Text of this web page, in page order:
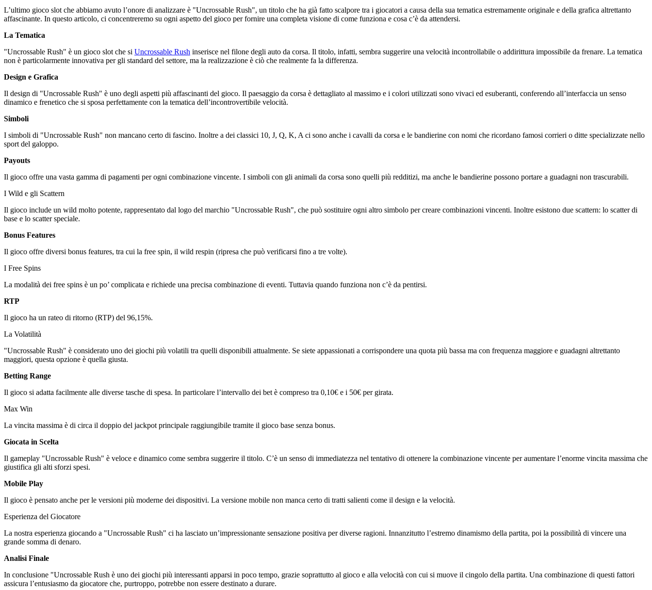
L’ultimo gioco slot che abbiamo avuto l’onore di analizzare è "Uncrossable Rush", un titolo che ha già fatto scalpore tra i giocatori a causa della sua tematica estremamente originale e della grafica altrettanto
affascinante. In questo articolo, ci concentreremo su ogni aspetto del gioco per fornire una completa visione di come funziona e cosa c’è da attendersi.
La Tematica
"Uncrossable Rush" è un gioco slot che si Uncrossable Rush inserisce nel filone degli auto da corsa. Il titolo, infatti, sembra suggerire una velocità incontrollabile o addirittura impossibile da frenare. La tematica
non è particolarmente innovativa per gli standard del settore, ma la realizzazione è ciò che realmente fa la differenza.
Design e Grafica
Il design di "Uncrossable Rush" è uno degli aspetti più affascinanti del gioco. Il paesaggio da corsa è dettagliato al massimo e i colori utilizzati sono vivaci ed esuberanti, conferendo all’interfaccia un senso
dinamico e frenetico che si sposa perfettamente con la tematica dell’incontrovertibile velocità.
Simboli
I simboli di "Uncrossable Rush" non mancano certo di fascino. Inoltre a dei classici 10, J, Q, K, A ci sono anche i cavalli da corsa e le bandierine con nomi che ricordano famosi corrieri o ditte specializzate nello
sport del galoppo.
Payouts
Il gioco offre una vasta gamma di pagamenti per ogni combinazione vincente. I simboli con gli animali da corsa sono quelli più redditizi, ma anche le bandierine possono portare a guadagni non trascurabili.
I Wild e gli Scattern
Il gioco include un wild molto potente, rappresentato dal logo del marchio "Uncrossable Rush", che può sostituire ogni altro simbolo per creare combinazioni vincenti. Inoltre esistono due scattern: lo scatter di
base e lo scatter speciale.
Bonus Features
Il gioco offre diversi bonus features, tra cui la free spin, il wild respin (ripresa che può verificarsi fino a tre volte).
I Free Spins
La modalità dei free spins è un po’ complicata e richiede una precisa combinazione di eventi. Tuttavia quando funziona non c’è da pentirsi.
RTP
Il gioco ha un rateo di ritorno (RTP) del 96,15%.
La Volatilità
"Uncrossable Rush" è considerato uno dei giochi più volatili tra quelli disponibili attualmente. Se siete appassionati a corrispondere una quota più bassa ma con frequenza maggiore e guadagni altrettanto
maggiori, questa opzione è quella giusta.
Betting Range
Il gioco si adatta facilmente alle diverse tasche di spesa. In particolare l’intervallo dei bet è compreso tra 0,10€ e i 50€ per girata.
Max Win
La vincita massima è di circa il doppio del jackpot principale raggiungibile tramite il gioco base senza bonus.
Giocata in Scelta
Il gameplay "Uncrossable Rush" è veloce e dinamico come sembra suggerire il titolo. C’è un senso di immediatezza nel tentativo di ottenere la combinazione vincente per aumentare l’enorme vincita massima che
giustifica gli alti sforzi spesi.
Mobile Play
Il gioco è pensato anche per le versioni più moderne dei dispositivi. La versione mobile non manca certo di tratti salienti come il design e la velocità.
Esperienza del Giocatore
La nostra esperienza giocando a "Uncrossable Rush" ci ha lasciato un’impressionante sensazione positiva per diverse ragioni. Innanzitutto l’estremo dinamismo della partita, poi la possibilità di vincere una
grande somma di denaro.
Analisi Finale
In conclusione "Uncrossable Rush è uno dei giochi più interessanti apparsi in poco tempo, grazie soprattutto al gioco e alla velocità con cui si muove il cingolo della partita. Una combinazione di questi fattori
assicura l’entusiasmo da giocatore che, purtroppo, potrebbe non essere destinato a durare.